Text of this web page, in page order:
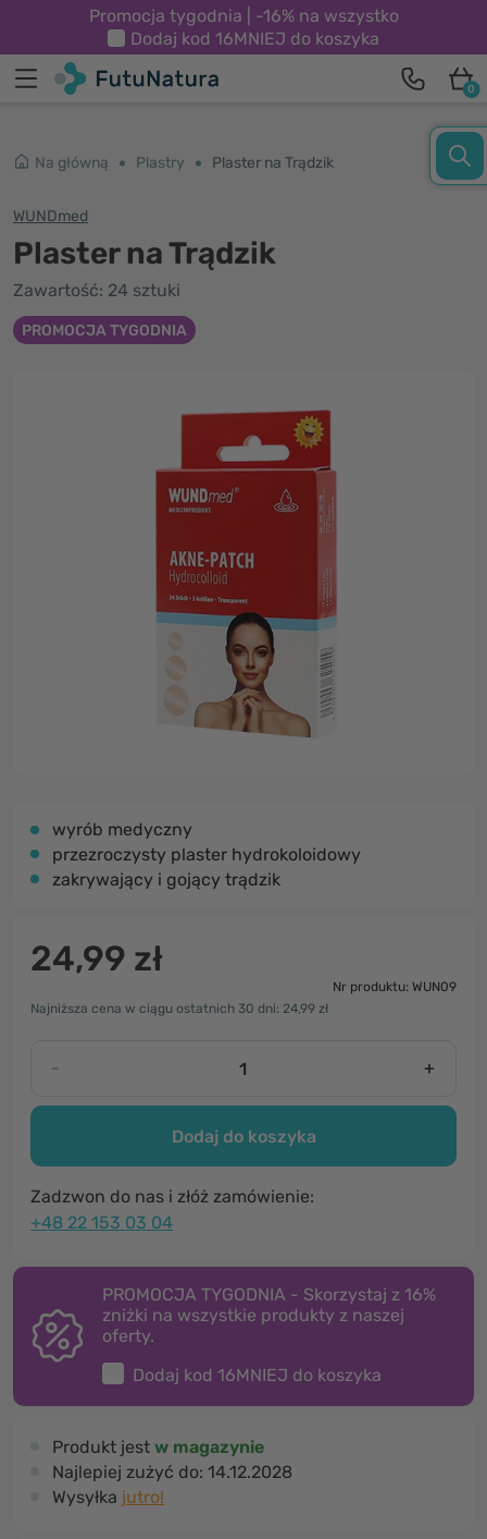
Promocja tygodnia | -16% na wszystko
Dodaj kod 16MNIEJ do koszyka
0
Na główną Plastry Plaster na Trądzik
WUNDmed
Plaster na Trądzik
Zawartość: 24 sztuki
PROMOCJA TYGODNIA
wyrób medyczny
przezroczysty plaster hydrokoloidowy
zakrywający i gojący trądzik
24,99 zł
Nr produktu: WUN09
Najniższa cena w ciągu ostatnich 30 dni: 24,99 zł
- +
Dodaj do koszyka
Zadzwon do nas i złóż zamówienie:
+48 22 153 03 04
PROMOCJA TYGODNIA - Skorzystaj z 16%
zniżki na wszystkie produkty z naszej
oferty.
Dodaj kod 16MNIEJ do koszyka
Produkt jest w magazynie
Najlepiej zużyć do: 14.12.2028
Wysyłka jutro!